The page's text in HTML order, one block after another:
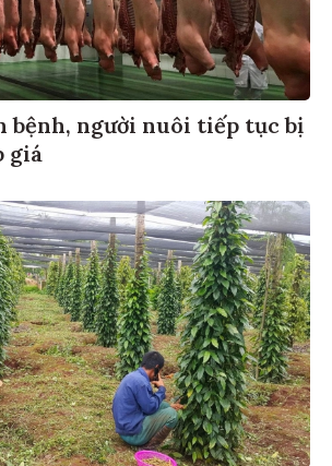
bệnh, người nuôi tiếp tục bị
giá